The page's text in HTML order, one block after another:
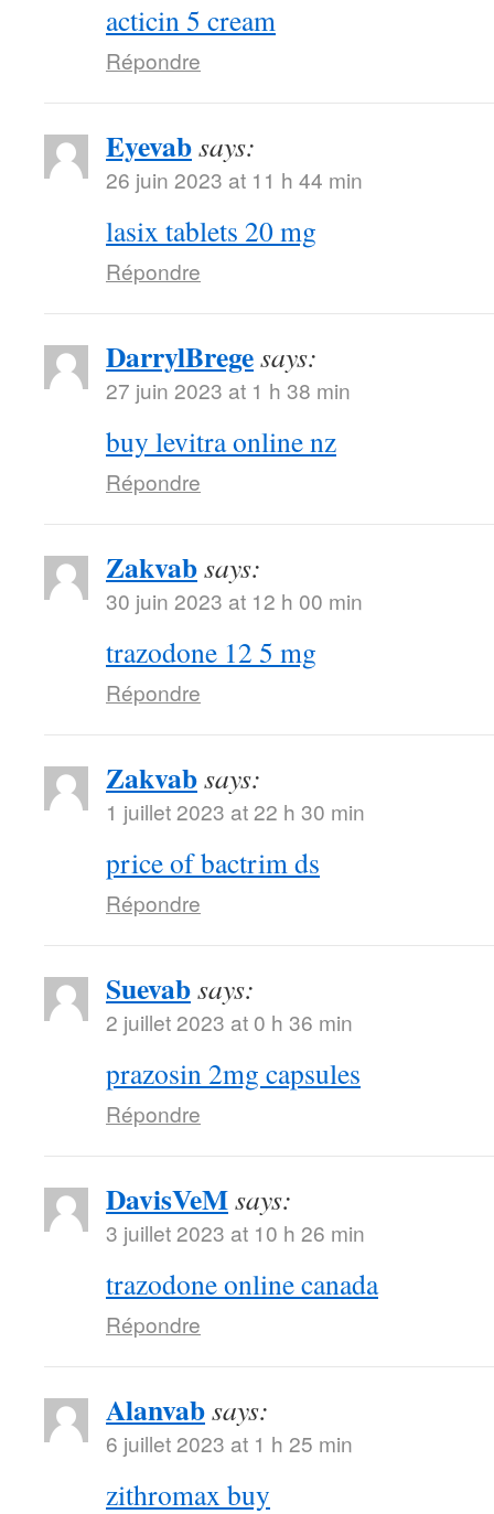
acticin 5 cream
Répondre
Eyevabsays:
26 juin 2023 at 11 h 44 min
lasix tablets 20 mg
Répondre
DarrylBregesays:
27 juin 2023 at 1 h 38 min
buy levitra online nz
Répondre
Zakvabsays:
30 juin 2023 at 12 h 00 min
trazodone 12 5 mg
Répondre
Zakvabsays:
1 juillet 2023 at 22 h 30 min
price of bactrim ds
Répondre
Suevabsays:
2 juillet 2023 at 0 h 36 min
prazosin 2mg capsules
Répondre
DavisVeMsays:
3 juillet 2023 at 10 h 26 min
trazodone online canada
Répondre
Alanvabsays:
6 juillet 2023 at 1 h 25 min
zithromax buy